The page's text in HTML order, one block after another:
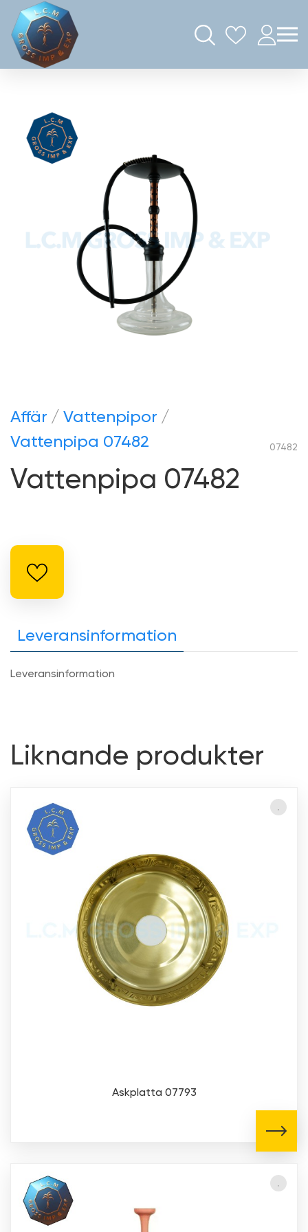
Аffär
Vattenpipor
Vattenpipa 07482
07482
Vattenpipa 07482
Leveransinformation
Leveransinformation
Liknande produkter
Askplatta 07793